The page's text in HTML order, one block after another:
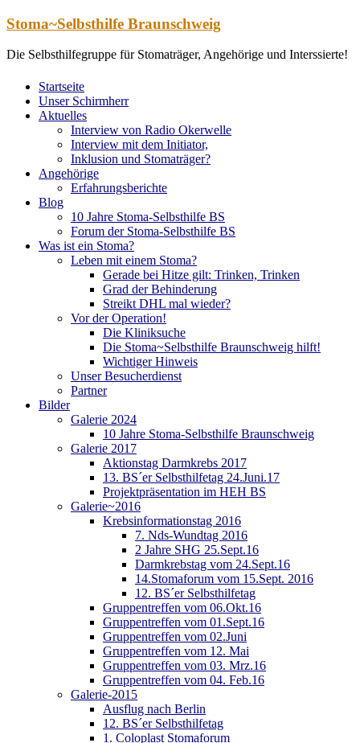
Zum
springen
Stoma~Selbsthilfe Braunschweig
Die Selbsthilfegruppe für Stomaträger, Angehörige und Interssierte!
Startseite
Unser Schirmherr
Aktuelles
Interview von Radio Okerwelle
Interview mit dem Initiator,
Inklusion und Stomaträger?
Angehörige
Erfahrungsberichte
Blog
10 Jahre Stoma-Selbsthilfe BS
Forum der Stoma-Selbsthilfe BS
Was ist ein Stoma?
Leben mit einem Stoma?
Gerade bei Hitze gilt: Trinken, Trinken
Grad der Behinderung
Streikt DHL mal wieder?
Vor der Operation!
Die Kliniksuche
Die Stoma~Selbsthilfe Braunschweig hilft!
Wichtiger Hinweis
Unser Besucherdienst
Partner
Bilder
Galerie 2024
10 Jahre Stoma-Selbsthilfe Braunschweig
Galerie 2017
Aktionstag Darmkrebs 2017
13. BS´er Selbsthilfetag 24.Juni.17
Projektpräsentation im HEH BS
Galerie~2016
Krebsinformationstag 2016
7. Nds-Wundtag 2016
2 Jahre SHG 25.Sept.16
Darmkrebstag vom 24.Sept.16
14.Stomaforum vom 15.Sept. 2016
12. BS´er Selbsthilfetag
Gruppentreffen vom 06.Okt.16
Gruppentreffen vom 01.Sept.16
Gruppentreffen vom 02.Juni
Gruppentreffen vom 12. Mai
Gruppentreffen vom 03. Mrz.16
Gruppentreffen vom 04. Feb.16
Galerie-2015
Ausflug nach Berlin
12. BS´er Selbsthilfetag
1. Coloplast Stomaforum